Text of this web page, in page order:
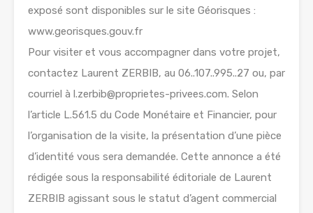
exposé sont disponibles sur le site Géorisques :
www.georisques.gouv.fr
Pour visiter et vous accompagner dans votre projet,
contactez Laurent ZERBIB, au 06..107..995..27 ou, par
courriel à l.zerbib@proprietes-privees.com. Selon
l’article L.561.5 du Code Monétaire et Financier, pour
l’organisation de la visite, la présentation d’une pièce
d’identité vous sera demandée. Cette annonce a été
rédigée sous la responsabilité éditoriale de Laurent
ZERBIB agissant sous le statut d’agent commercial